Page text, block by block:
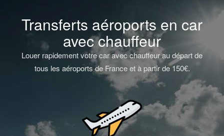
Transferts aéroports en car
avec chauffeur
Louer rapidement votre car avec chauffeur au départ de
tous les aéroports de France et à partir de 150€.